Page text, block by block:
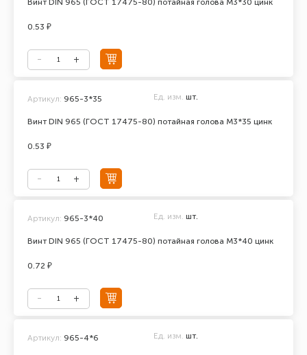
Винт DIN 965 (ГОСТ 17475-80) потайная голова М3*30 цинк
0.53 ₽
Винт DIN 965 (ГОСТ 17475-80) потайная голова М3*35 цинк
Артикул: 965-3*35 Ед. изм. шт.
0.53 ₽
Винт DIN 965 (ГОСТ 17475-80) потайная голова М3*40 цинк
Артикул: 965-3*40 Ед. изм. шт.
0.72 ₽
Артикул: 965-4*6 Ед. изм. шт.